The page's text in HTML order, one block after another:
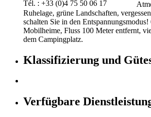
Tél. : +33 (0)4 75 50 06 17
Ruhelage, grüne Landschaften,
schalten Sie in den
Mobilheime, Fluss 100 Meter entfernt,
dem Campingplatz.
Klassifizierung und
Verfügbare